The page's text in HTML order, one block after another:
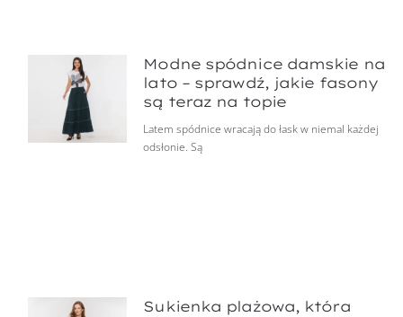
Modne spódnice damskie na
lato – sprawdź, jakie fasony
są teraz na topie
Latem spódnice wracają do łask w niemal każdej
odsłonie. Są
Sukienka plażowa, która